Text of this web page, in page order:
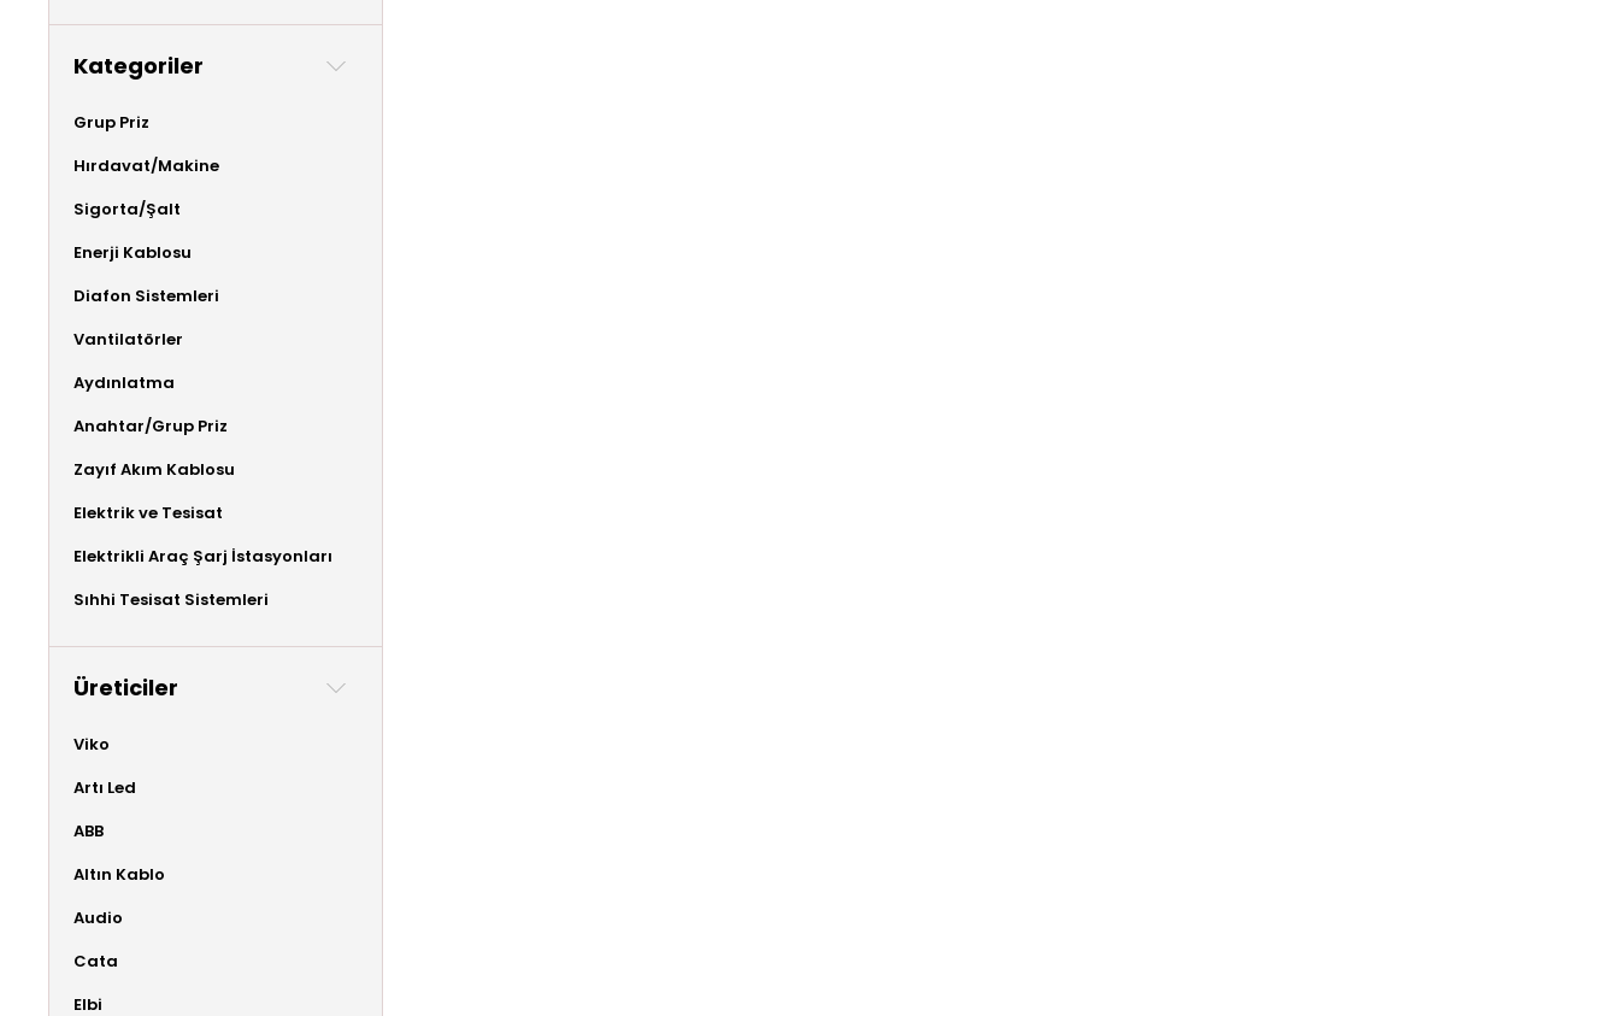
Kategoriler
Grup Priz
Hırdavat/Makine
Sigorta/Şalt
Enerji Kablosu
Diafon Sistemleri
Vantilatörler
Aydınlatma
Anahtar/Grup Priz
Zayıf Akım Kablosu
Elektrik ve Tesisat
Elektrikli Araç Şarj İstasyonları
Sıhhi Tesisat Sistemleri
Üreticiler
Viko
Artı Led
ABB
Altın Kablo
Audio
Cata
Elbi